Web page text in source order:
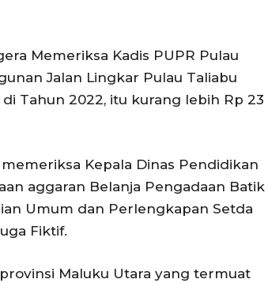
Memeriksa Kadis PUPR Pulau
Jalan Lingkar Pulau Taliabu
Tahun 2022, itu kurang lebih Rp 23
Kepala Dinas Pendidikan
aggaran Belanja Pengadaan Batik
Umum dan Perlengkapan Setda
Fiktif.
Maluku Utara yang termuat